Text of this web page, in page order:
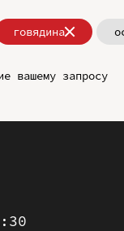
говядина
вашему запросу